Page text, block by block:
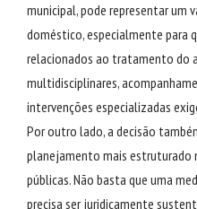
municipal, pode representar um
doméstico, especialmente para
relacionados ao tratamento do
multidisciplinares,
intervenções especializadas
Por outro lado, a decisão
planejamento mais estruturado
públicas. Não basta que uma
precisa ser juridicamente